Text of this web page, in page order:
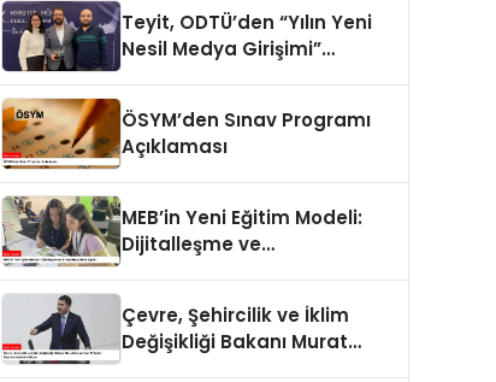
Teyit, ODTÜ’den “Yılın Yeni
Nesil Medya Girişimi”
ÖSYM’den Sınav Programı
Açıklaması
MEB’in Yeni Eğitim Modeli:
Dijitalleşme ve
Çevre, Şehircilik ve İklim
Değişikliği Bakanı Murat